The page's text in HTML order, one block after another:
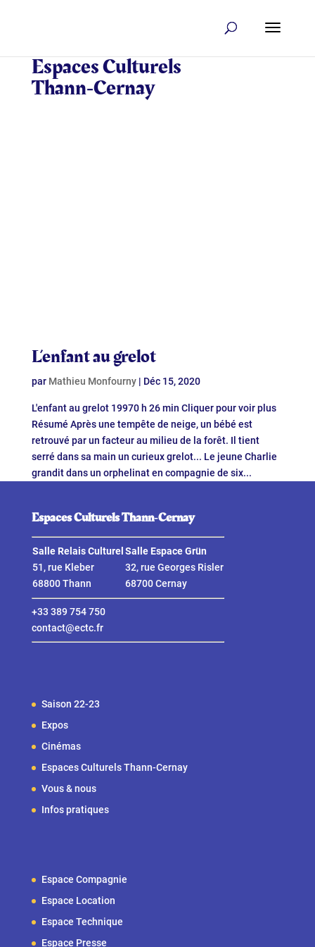
Espaces Culturels
Thann‑Cernay
L’enfant au grelot
par Mathieu Monfourny| Déc 15, 2020
L'enfant au grelot 19970 h 26 min Cliquer pour voir plus
Résumé Après une tempête de neige, un bébé est
retrouvé par un facteur au milieu de la forêt. Il tient
serré dans sa main un curieux grelot... Le jeune Charlie
grandit dans un orphelinat en compagnie de six...
Espaces Culturels Thann‑Cernay
Salle Relais Culturel
51, rue Kleber
68800 Thann
Salle Espace Grün
32, rue Georges Risler
68700 Cernay
+33 389 754 750
contact@ectc.fr
Saison 22-23
Expos
Cinémas
Espaces Culturels Thann-Cernay
Vous & nous
Infos pratiques
Espace Compagnie
Espace Location
Espace Technique
Espace Presse